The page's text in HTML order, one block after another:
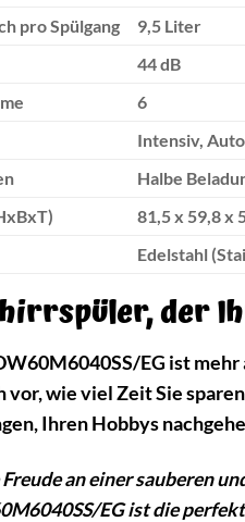
pro Spülgang
9,5 Liter
44 dB
6
Intensiv,
Halbe
81,5 x 59,8 x
Edelstahl
der
EG ist mehr
vor, wie viel Zeit Sie
Ihren Hobbys
Freude an einer sauberen
EG ist die